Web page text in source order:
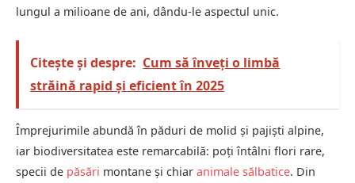
lungul a milioane de ani, dându-le aspectul unic.
Citește și despre: Cum să înveți o limbă
străină rapid și eficient în 2025
Împrejurimile abundă în păduri de molid și pajiști alpine,
iar biodiversitatea este remarcabilă: poți întâlni flori rare,
specii de păsări montane și chiar animale sălbatice. Din